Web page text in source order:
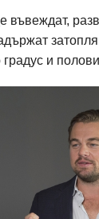
въвеждат,
и